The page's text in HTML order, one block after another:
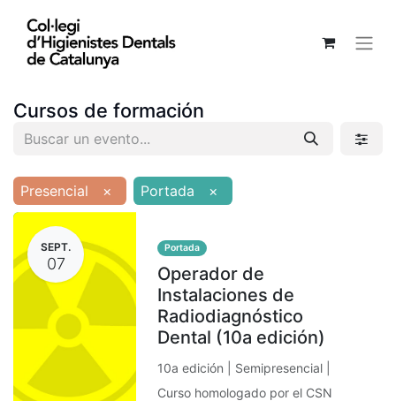
Cursos de formación
Presencial × Portada ×
SEPT.
07
Portada
Operador de
Instalaciones de
Radiodiagnóstico
Dental (10a edición)
10a edición | Semipresencial |
Curso homologado por el CSN